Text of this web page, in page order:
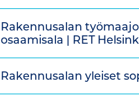
Rakennusalan
osaamisala | RET
Rakennusalan yleiset